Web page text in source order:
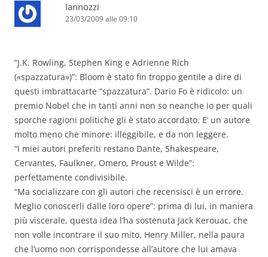
Iannozzi
23/03/2009 alle 09:10
“J.K. Rowling, Stephen King e Adrienne Rich
(«spazzatura»)”: Bloom è stato fin troppo gentile a dire di
questi imbrattacarte “spazzatura”. Dario Fo è ridicolo: un
premio Nobel che in tanti anni non so neanche io per quali
sporche ragioni politiche gli è stato accordato. E’ un autore
molto meno che minore: illeggibile, e da non leggere.
“I miei autori preferiti restano Dante, Shakespeare,
Cervantes, Faulkner, Omero, Proust e Wilde”:
perfettamente condivisibile.
“Ma socializzare con gli autori che recensisci è un errore.
Meglio conoscerli dalle loro opere”: prima di lui, in maniera
più viscerale, questa idea l’ha sostenuta Jack Kerouac, che
non volle incontrare il suo mito, Henry Miller, nella paura
che l’uomo non corrispondesse all’autore che lui amava